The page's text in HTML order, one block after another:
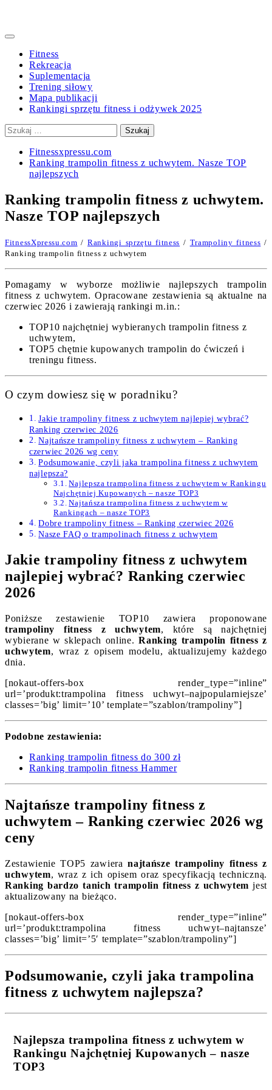
Primary
Fitness
Rekreacja
Suplementacja
Trening siłowy
Mapa publikacji
Rankingi sprzętu fitness i odżywek 2025
Szukaj:
Fitnessxpressu.com
Ranking trampolin fitness z uchwytem. Nasze TOP
najlepszych
Ranking trampolin fitness z uchwytem.
Nasze TOP najlepszych
FitnessXpressu.com /Rankingi sprzętu fitness / Trampoliny fitness /
Ranking trampolin fitness z uchwytem
Pomagamy w wyborze możliwie najlepszych trampolin
fitness z uchwytem. Opracowane zestawienia są aktualne na
czerwiec 2026 i zawierają rankingi m.in.:
TOP10 najchętniej wybieranych trampolin fitness z
uchwytem,
TOP5 chętnie kupowanych trampolin do ćwiczeń i
treningu fitness.
O czym dowiesz się w poradniku?
Jakie trampoliny fitness z uchwytem najlepiej wybrać?
Ranking czerwiec 2026
Najtańsze trampoliny fitness z uchwytem – Ranking
czerwiec 2026 wg ceny
Podsumowanie, czyli jaka trampolina fitness z uchwytem
najlepsza?
Najlepsza trampolina fitness z uchwytem w Rankingu
Najchętniej Kupowanych – nasze TOP3
Najtańsza trampolina fitness z uchwytem w
Rankingach – nasze TOP3
Dobre trampoliny fitness – Ranking czerwiec 2026
Nasze FAQ o trampolinach fitness z uchwytem
Jakie trampoliny fitness z uchwytem
najlepiej wybrać? Ranking czerwiec
2026
Poniższe zestawienie TOP10 zawiera proponowane
trampoliny fitness z uchwytem, które są najchętniej
wybierane w sklepach online.Ranking trampolin fitness z
uchwytem, wraz z opisem modelu, aktualizujemy każdego
dnia.
[nokaut-offers-box render_type=”inline”
url=’produkt:trampolina fitness uchwyt–najpopularniejsze’
classes=’big’ limit=’10’ template=”szablon/trampoliny”]
Podobne zestawienia:
Ranking trampolin fitness do 300 zł
Ranking trampolin fitness Hammer
Najtańsze trampoliny fitness z
uchwytem – Ranking czerwiec 2026 wg
ceny
Zestawienie TOP5 zawieranajtańsze trampoliny fitness z
uchwytem, wraz z ich opisem oraz specyfikacją techniczną.
Ranking bardzo tanich trampolin fitness z uchwytem jest
aktualizowany na bieżąco.
[nokaut-offers-box render_type=”inline”
url=’produkt:trampolina fitness uchwyt–najtansze’
classes=’big’ limit=’5′ template=”szablon/trampoliny”]
Podsumowanie, czyli jaka trampolina
fitness z uchwytem najlepsza?
Najlepsza trampolina fitness z uchwytem w
Rankingu Najchętniej Kupowanych – nasze
TOP3